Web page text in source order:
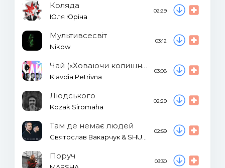
Коляда
Юля Юріна
02:29
Мультивсесвіт
Nikow
03:12
Чай («Ховаючи колишню»)
Klavdia Petrivna
03:08
Людського
Kozak Siromaha
02:29
Там де немає людей
02:59
Поруч
03:30